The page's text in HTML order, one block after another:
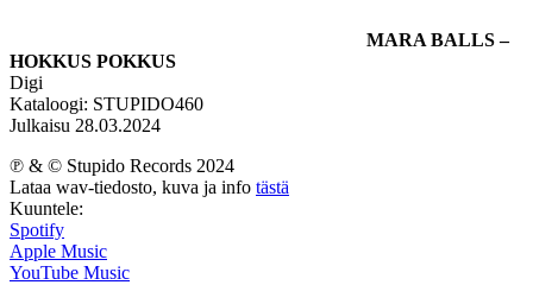
MARA BALLS –
HOKKUS POKKUS
Digi
Kataloogi: STUPIDO460
Julkaisu 28.03.2024
℗ & © Stupido Records 2024
Lataa wav-tiedosto, kuva ja info tästä
Kuuntele:
Spotify
Apple Music
YouTube Music